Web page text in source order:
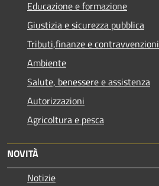
Educazione e formazione
Giustizia e sicurezza pubblica
Tributi,finanze e contravvenzioni
Ambiente
Salute, benessere e assistenza
Autorizzazioni
Agricoltura e pesca
NOVITÀ
Notizie